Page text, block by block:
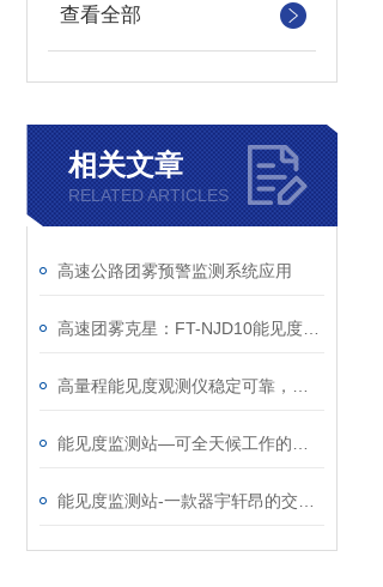
查看全部
相关文章
RELATED ARTICLES
高速公路团雾预警监测系统应用